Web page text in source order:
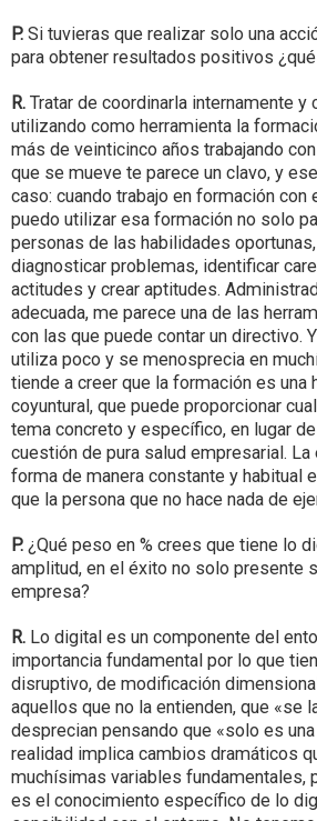
P. Si tuvieras que realizar solo una
para obtener resultados positivos
R. Tratar de coordinarla internamente y
utilizando como herramienta la
más de veinticinco años trabajando
que se mueve te parece un clavo, y
caso: cuando trabajo en formación con
puedo utilizar esa formación no solo
personas de las habilidades
diagnosticar problemas, identificar
actitudes y crear aptitudes.
adecuada, me parece una de las
con las que puede contar un directivo.
utiliza poco y se menosprecia en
tiende a creer que la formación es una
coyuntural, que puede proporcionar
tema concreto y específico, en lugar
cuestión de pura salud empresarial.
forma de manera constante y habitual
que la persona que no hace nada de
P. ¿Qué peso en % crees que tiene lo
amplitud, en el éxito no solo presente
empresa?
R. Lo digital es un componente del
importancia fundamental por lo que
disruptivo, de modificación
aquellos que no la entienden, que «se
desprecian pensando que «solo es
realidad implica cambios dramáticos
muchísimas variables fundamentales,
es el conocimiento específico de lo